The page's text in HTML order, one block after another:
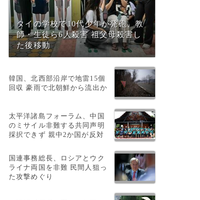
タイの学校で10代少年が発砲、教
師・生徒ら6人殺害 祖父母殺害し
た後移動
韓国、北西部沿岸で地雷15個
回収 豪雨で北朝鮮から流出か
太平洋諸島フォーラム、中国
のミサイル非難する共同声明
採択できず 親中2か国が反対
国連事務総長、ロシアとウク
ライナ両国を非難 民間人狙っ
た攻撃めぐり